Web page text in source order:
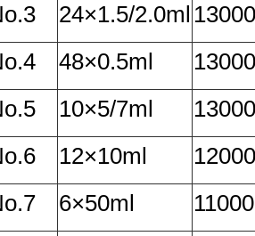
24×1.5/2.0ml 13000
48×0.5ml
13000
10×5/7ml
13000
12×10ml
12000
6×50ml
11000